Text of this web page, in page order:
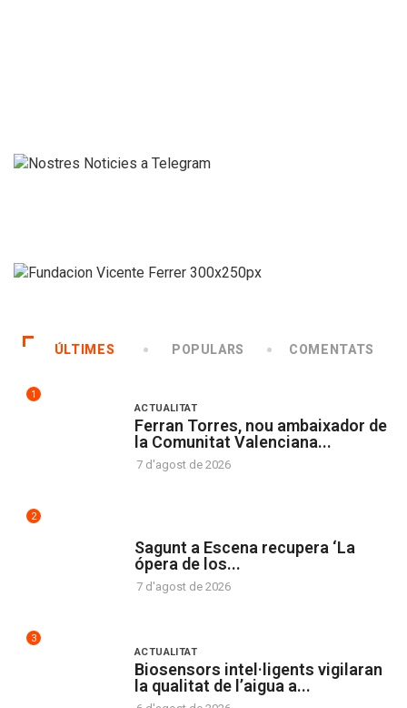
ÚLTIMES POPULARS COMENTATS
1
ACTUALITAT
Ferran Torres, nou ambaixador de
la Comunitat Valenciana...
7 d'agost de 2026
2
Sagunt a Escena recupera ‘La
ópera de los...
7 d'agost de 2026
3
ACTUALITAT
Biosensors intel·ligents vigilaran
la qualitat de l’aigua a...